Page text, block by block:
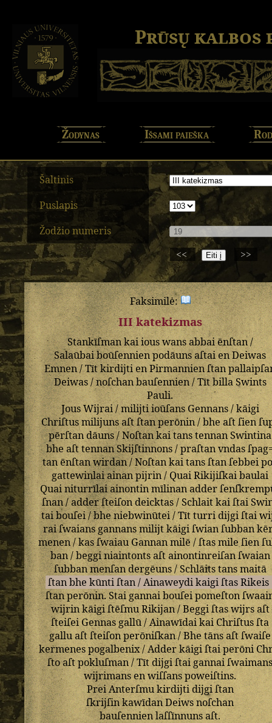
Prūsų kalbos
Žodynas Išsami paieška
Šaltinis
Puslapis
Žodžio numeris
<<
>>
Faksimilė:
III katekizmas
Stankīſmankaiiouswansabbaiēnſtan/
Salaūbaiboūſennien podāunsaſtai en Deiwas
Emnen/Tītkirdijti en Pirmannienſtan
Deiwas/noſchanbauſennien/TītbillaSwints
Pauli.
JousWijrai/milijtiioūſans Gennans/kāigi
Chriſtusmilijunsaſtſtanperōnin/bhe aſt ſien
pērſtan dāuns/Noſtankaitanstennan Swintina
bhe aſttennanSkijſtinnons/praſtanvndas
tan ēnſtanwirdan/Noſtankaitansſtanſebbei
gattewinlaiainanpijrin/QuaiRikijiſkaibaulai
Quainiturrīlaiainontinmīlinanadder
ſnan/adderſteiſon deicktas/Schlaitkai ſtai
taibouſei/bheniebwinūtei/Tītturridijgiſtai
raiſwaiansgannansmilijtkāigiſwianſubban
menen/kasſwaiauGannan milē/ſtas mile ſien
ban/begginiaintontsaſtainontinreiſanſwaian
ſubbanmenſandergēuns/Schlāitstansmaitā
ſtan bhe kūnti ſtan/Ainaweydi kaigi ſtas Rikeis
ſtanperōnin.Stai gannai bouſeipomeſton
wijrinkāigiſtēſmuRikijan/Beggiſtaswijrsaſt
ſteiſei Gennasgallū/Ainawīdaikai Chriſtusſta
galluaſt ſteiſonperōniſkan/Bhetānsaſtſwaiſe
kermenespogalbenix/Adderkāigiſtaiperōni
ſtoaſtpokluſman/Tīt dijgi ſtai gannai
wijrimansenwiſſanspoweiſtins.
PreiAnterſmukirdijtidijgiſtan
ſkrijſinkawīdanDeiwsnoſchan
bauſennienlaſſīnnunsaſt.